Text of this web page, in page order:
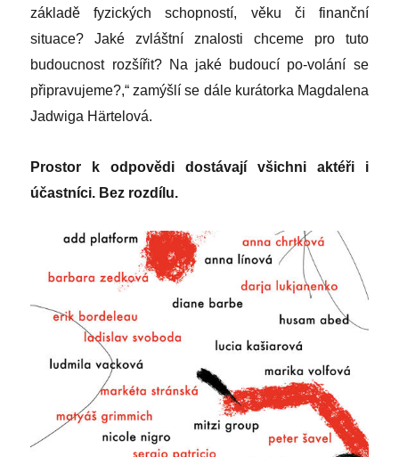
základě fyzických schopností, věku či finanční
situace? Jaké zvláštní znalosti chceme pro tuto
budoucnost rozšířit? Na jaké budoucí po-volání se
připravujeme?,“ zamýšlí se dále kurátorka Magdalena
Jadwiga Härtelová.
Prostor k odpovědi dostávají všichni aktéři i
účastníci. Bez rozdílu.